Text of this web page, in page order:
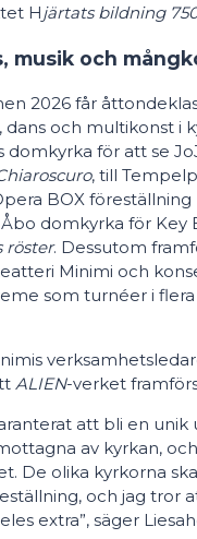
Hjärtats bildning
musik och
2026 får
och multikonst i
domkyrka för att se
, till
BOX föreställning
domkyrka för Key
röster. Dessutom
Minimi och
som turnéer i
ALIEN-verket
att bli en unik
av kyrkan,
De olika kyrkorna
och jag tror
extra”, säger